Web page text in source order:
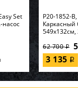
Set
насос
P20-1852-B,
Каркасный
549х132см,
62 700i
3 135 i